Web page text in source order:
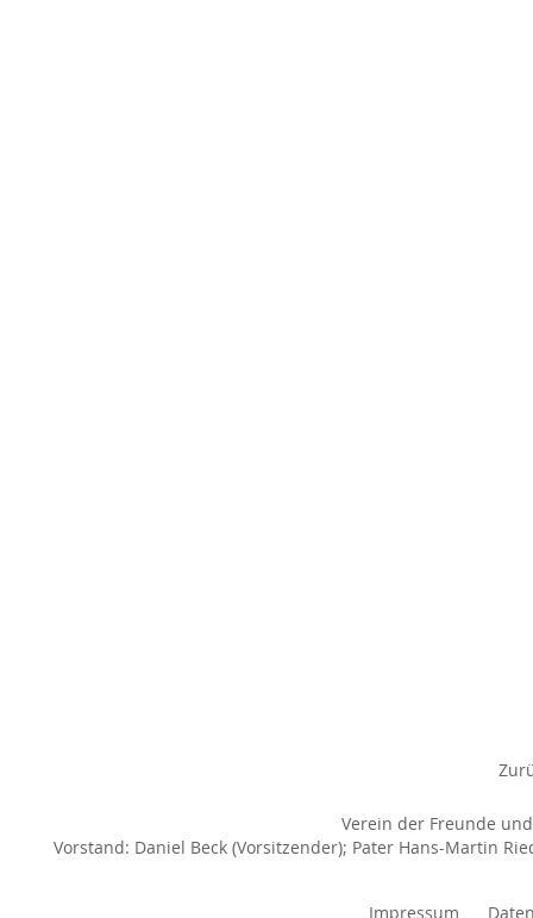
Verein der Freunde
Vorstand: Daniel Beck (Vorsitzender); Pater Hans-Martin
Impressum